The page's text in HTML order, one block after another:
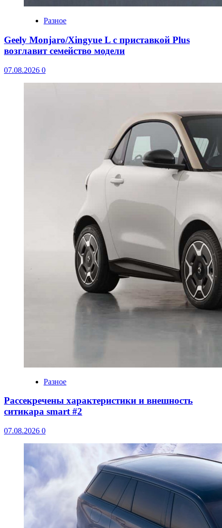
Разное
Geely Monjaro/Xingyue L с приставкой Plus
возглавит семейство модели
07.08.2026 0
Разное
Рассекречены характеристики и внешность
ситикара smart #2
07.08.2026 0